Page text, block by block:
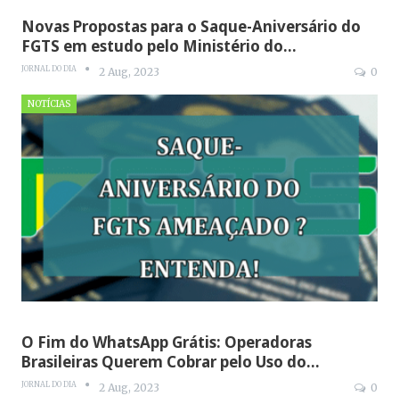
Novas Propostas para o Saque-Aniversário do
FGTS em estudo pelo Ministério do…
JORNAL DO DIA 2 Aug, 2023 0
NOTÍCIAS
O Fim do WhatsApp Grátis: Operadoras
Brasileiras Querem Cobrar pelo Uso do…
JORNAL DO DIA 2 Aug, 2023 0